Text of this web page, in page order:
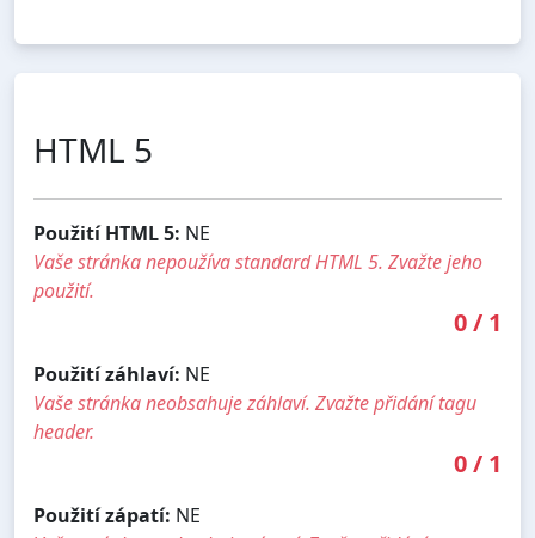
HTML 5
Použití HTML 5: NE
Vaše stránka nepoužíva standard HTML 5. Zvažte jeho
použití.
0/ 1
Použití záhlaví: NE
Vaše stránka neobsahuje záhlaví. Zvažte přidání tagu
header.
0/ 1
Použití zápatí: NE